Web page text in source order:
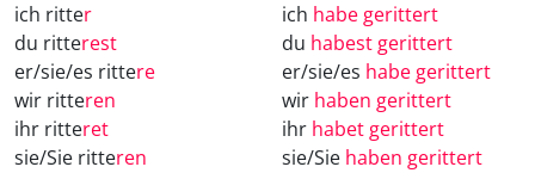
ich ritter
du ritterest
er/sie/es rittere
wir ritteren
ihr ritteret
sie/Sie ritteren
ich habe gerittert
du habest gerittert
er/sie/es habe gerittert
wir haben gerittert
ihr habet gerittert
sie/Sie haben gerittert